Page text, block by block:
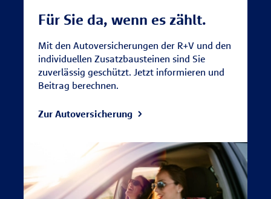
Für Sie da, wenn es zählt.
Mit den Autoversicherungen der R+V und den
individuellen Zusatzbausteinen sind Sie
zuverlässig geschützt. Jetzt informieren und
Beitrag berechnen.
Zur Autoversicherung